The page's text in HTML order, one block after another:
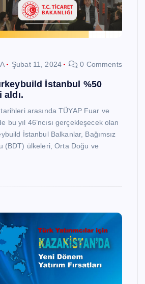
Şubat 11, 2024 0 Comments
İstanbul %50
arasında TÜYAP Fuar ve
bu yıl 46’ncısı gerçekleşecek olan
İstanbul Balkanlar, Bağımsız
(BDT) ülkeleri, Orta Doğu ve